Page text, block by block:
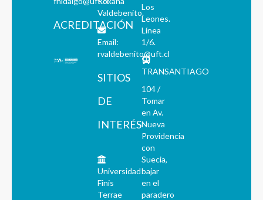
ACREDITACIÓN
Valdebenito.
Email:
rvaldebenito@uft.cl
SITIOS
DE
INTERÉS
Universidad
Finis
Terrae
Los
Leones.
Línea
1/6.
TRANSANTIAGO
104 /
Tomar
en Av.
Nueva
Providencia
con
Suecia,
bajar
en el
paradero